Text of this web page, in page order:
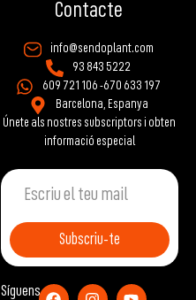
Contacte
info@sendoplant.com
93 843 5222
609 721 106 -670 633 197
Barcelona, Espanya
Únete als nostres subscriptors i obten
informació especial
Subscriu-te
Síguens